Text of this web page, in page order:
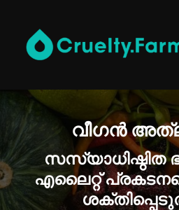
വീഗൻ
സസ്യാധിഷ്ഠിത
എലൈറ്റ്